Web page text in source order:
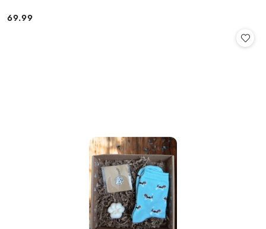
Cena:
69.99